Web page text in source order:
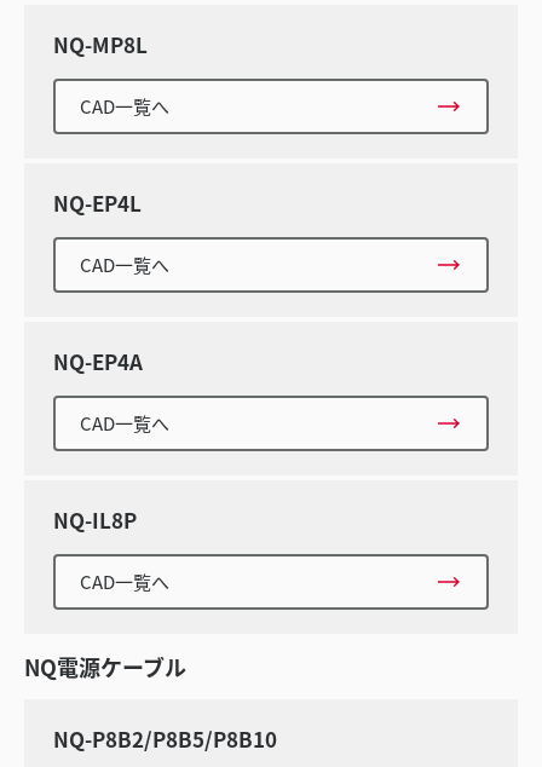
NQ-MP8L
CAD一覧へ
NQ-EP4L
CAD一覧へ
NQ-EP4A
CAD一覧へ
NQ-IL8P
CAD一覧へ
NQ電源ケーブル
NQ-P8B2/P8B5/P8B10